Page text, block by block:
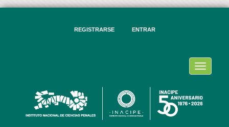
REGISTRARSE ENTRAR
Toggle